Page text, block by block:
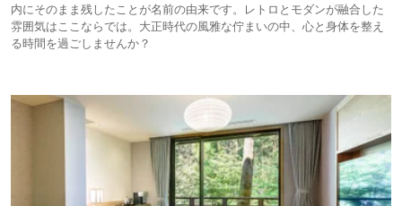
内にそのまま残したことが名前の由来です。レトロとモダンが融合した
雰囲気はここならでは。大正時代の風雅な佇まいの中、心と身体を整え
る時間を過ごしませんか？